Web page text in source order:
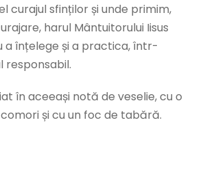
curajul sfinților și unde primim,
harul Mântuitorului Iisus
a înțelege și a practica, într-
responsabil.
în aceeași notă de veselie, cu o
și cu un foc de tabără.